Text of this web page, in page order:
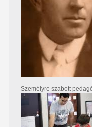
Személyre szabott